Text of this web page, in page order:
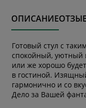
ОПИСАНИЕ
Готовый стул с
спокойный, уютный
или же хорошо
в гостиной.
гармонично и со
Дело за Вашей